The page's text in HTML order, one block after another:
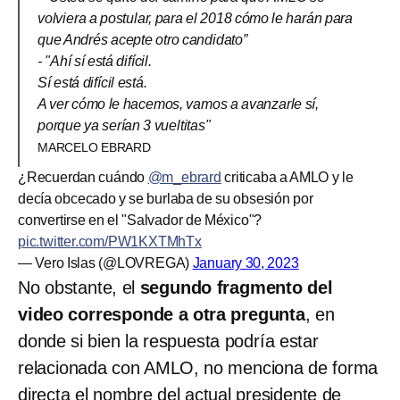
volviera a postular, para el 2018 cómo le harán para
que Andrés acepte otro candidato”
- "Ahí sí está difícil.
Sí está difícil está.
A ver cómo le hacemos, vamos a avanzarle sí,
porque ya serían 3 vueltitas"
MARCELO EBRARD
¿Recuerdan cuándo @m_ebrard criticaba a AMLO y le
decía obcecado y se burlaba de su obsesión por
convertirse en el "Salvador de México"?
pic.twitter.com/PW1KXTMhTx
— Vero Islas (@LOVREGA) January 30, 2023
No obstante, el segundo fragmento del
video corresponde a otra pregunta, en
donde si bien la respuesta podría estar
relacionada con AMLO, no menciona de forma
directa el nombre del actual presidente de